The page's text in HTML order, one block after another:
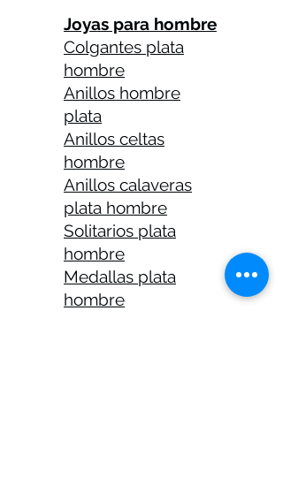
Joyas para hombre
Colgantes plata
hombre
Anillos hombre
plata
Anillos celtas
hombre
Anillos calaveras
plata hombre
Solitarios plata
hombre
Medallas plata
hombre